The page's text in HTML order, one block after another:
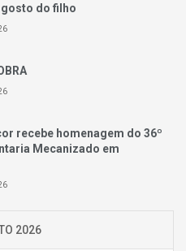
gosto do filho
recebe homenagem do 36º
Mecanizado em
2026